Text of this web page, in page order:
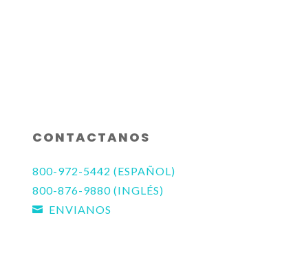
CONTACTANOS
800-972-5442 (ESPAÑOL)
800-876-9880 (INGLÉS)
 ENVIANOS